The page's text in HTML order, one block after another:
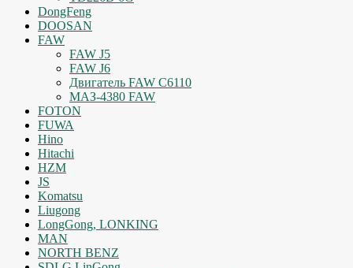
DongFeng
DOOSAN
FAW
FAW J5
FAW J6
Двигатель FAW C6110
МАЗ-4380 FAW
FOTON
FUWA
Hino
Hitachi
HZM
JS
Komatsu
Liugong
LongGong, LONKING
MAN
NORTH BENZ